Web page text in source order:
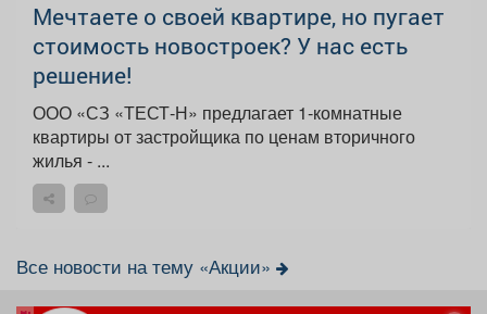
Мечтаете о своей квартире, но пугает
стоимость новостроек? У нас есть
решение!
ООО «СЗ «ТЕСТ‑Н» предлагает 1‑комнатные
квартиры от застройщика по ценам вторичного
жилья - ...
Все новости на тему «Акции»